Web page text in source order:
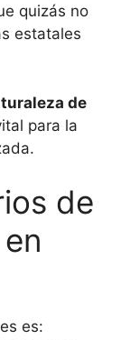
quizás no
estatales
de
para la
de
es: